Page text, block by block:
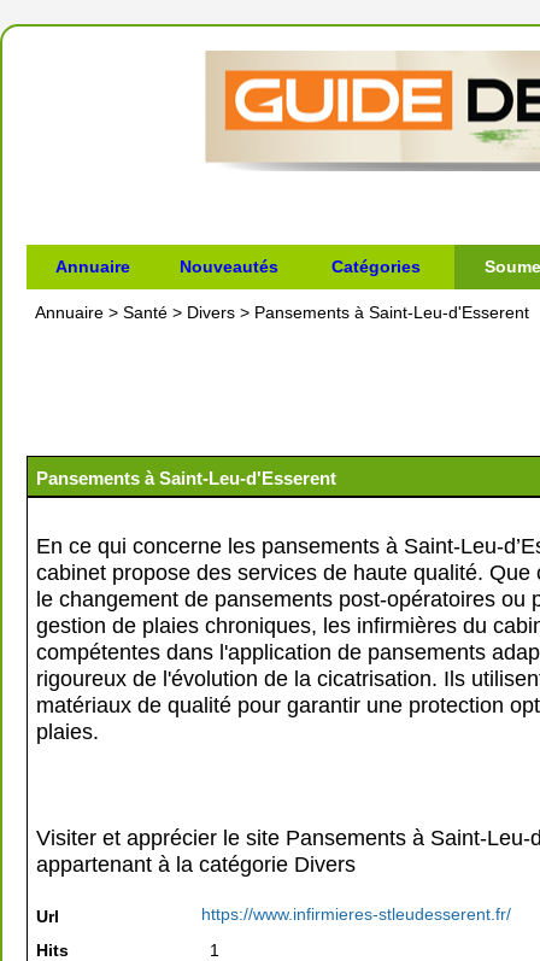
Annuaire Nouveautés Catégories
Annuaire > Santé > Divers > Pansements à Saint-Leu-d'Esserent
Pansements à Saint-Leu-d'Esserent
En ce qui concerne les pansements à Saint-Leu-
cabinet propose des services de haute qualité. Que
le changement de pansements post-opératoires ou
gestion de plaies chroniques, les infirmières du
compétentes dans l'application de pansements
rigoureux de l'évolution de la cicatrisation. Ils
matériaux de qualité pour garantir une protection
plaies.
Visiter et apprécier le site Pansements à Saint-Leu-
appartenant à la catégorie Divers
Url
https://www.infirmieres-stleudesserent.fr/
Hits
1